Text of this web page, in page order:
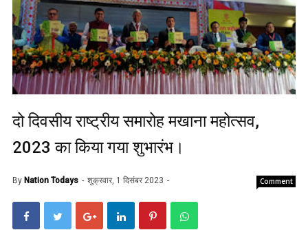
दो दिवसीय राष्ट्रीय समारोह मखाना महोत्सव,
2023 का किया गया शुभारंभ।
By Nation Todays शुक्रवार, 1 दिसंबर 2023 Comment